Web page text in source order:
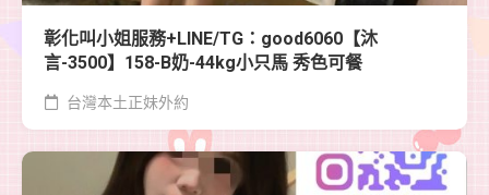
彰化叫小姐服務+LINE/TG：good6060【沐
言-3500】158-B奶-44kg小只馬 秀色可餐
台灣本土正妹外約